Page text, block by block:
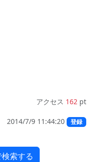
アクセス 162 pt
2014/7/9 11:44:20 登録